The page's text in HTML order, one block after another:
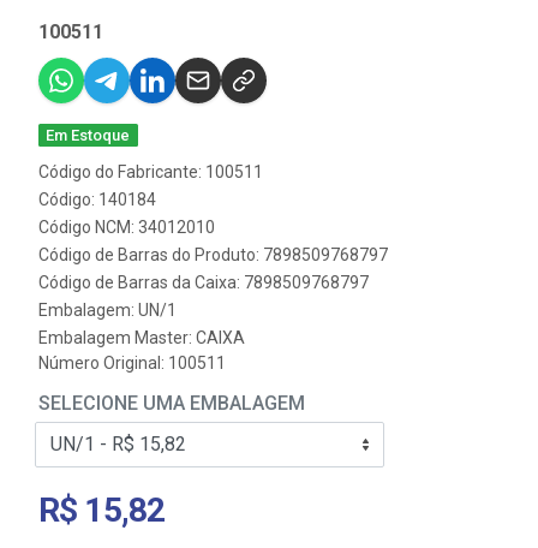
100511
Em Estoque
Código do Fabricante: 100511
Código: 140184
Código NCM: 34012010
Código de Barras do Produto: 7898509768797
Código de Barras da Caixa: 7898509768797
Embalagem: UN/1
Embalagem Master: CAIXA
Número Original: 100511
SELECIONE UMA EMBALAGEM
R$ 15,82